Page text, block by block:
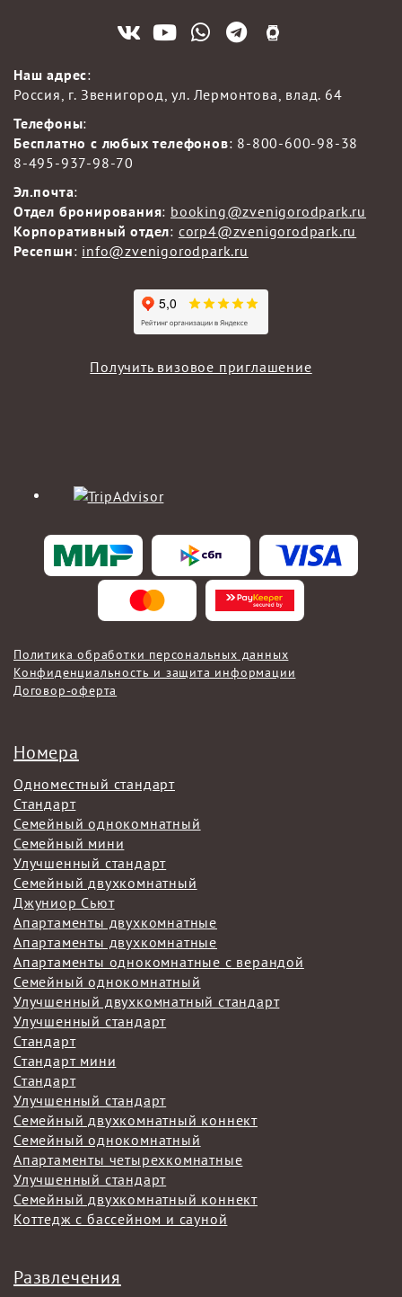
Наш адрес:
Россия, г. Звенигород, ул. Лермонтова, влад. 64
Телефоны:
Бесплатно с любых телефонов: 8-800-600-98-38
8-495-937-98-70
Эл.почта:
Отдел бронирования: booking@zvenigorodpark.ru
Корпоративный отдел: corp4@zvenigorodpark.ru
Ресепшн: info@zvenigorodpark.ru
Получить визовое приглашение
Политика обработки персональных данных
Конфиденциальность и защита информации
Договор-оферта
Номера
Одноместный стандарт
Стандарт
Семейный однокомнатный
Семейный мини
Улучшенный стандарт
Семейный двухкомнатный
Джуниор Сьют
Апартаменты двухкомнатные
Апартаменты двухкомнатные
Апартаменты однокомнатные с верандой
Семейный однокомнатный
Улучшенный двухкомнатный стандарт
Улучшенный стандарт
Стандарт
Стандарт мини
Стандарт
Улучшенный стандарт
Семейный двухкомнатный коннект
Семейный однокомнатный
Апартаменты четырехкомнатные
Улучшенный стандарт
Семейный двухкомнатный коннект
Коттедж с бассейном и сауной
Развлечения